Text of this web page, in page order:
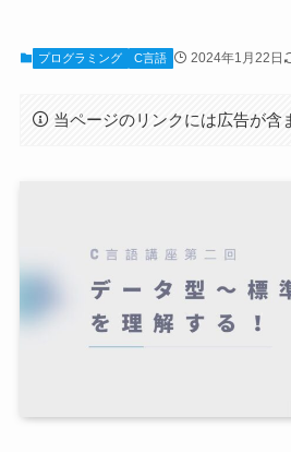
プログラミング C言語 2024年1月22日
当ページのリンクには広告が含